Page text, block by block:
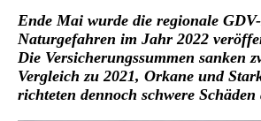
Ende Mai wurde die regionale
Naturgefahren im Jahr 2022
Die Versicherungssummen sanken
Vergleich zu 2021, Orkane und
richteten dennoch schwere Schäden